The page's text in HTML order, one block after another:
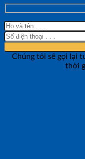
Chúng tôi sẽ gọi lại
thời